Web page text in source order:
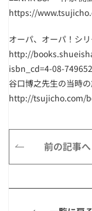
https://
オーパ、オーパ！シ
http://
isbn_cd=4-08-
谷口博之先生の当時
http://tsujicho.com/
前の記事へ